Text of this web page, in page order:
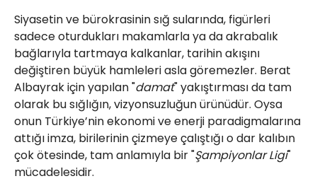
Siyasetin ve bürokrasinin sığ sularında, figürleri
sadece oturdukları makamlarla ya da akrabalık
bağlarıyla tartmaya kalkanlar, tarihin akışını
değiştiren büyük hamleleri asla göremezler. Berat
Albayrak için yapılan "damat" yakıştırması da tam
olarak bu sığlığın, vizyonsuzluğun ürünüdür. Oysa
onun Türkiye’nin ekonomi ve enerji paradigmalarına
attığı imza, birilerinin çizmeye çalıştığı o dar kalıbın
çok ötesinde, tam anlamıyla bir "Şampiyonlar Ligi"
mücadelesidir.
(BİLKAR)Gebze - KOCAELİ
aktanuslu@gmail.com